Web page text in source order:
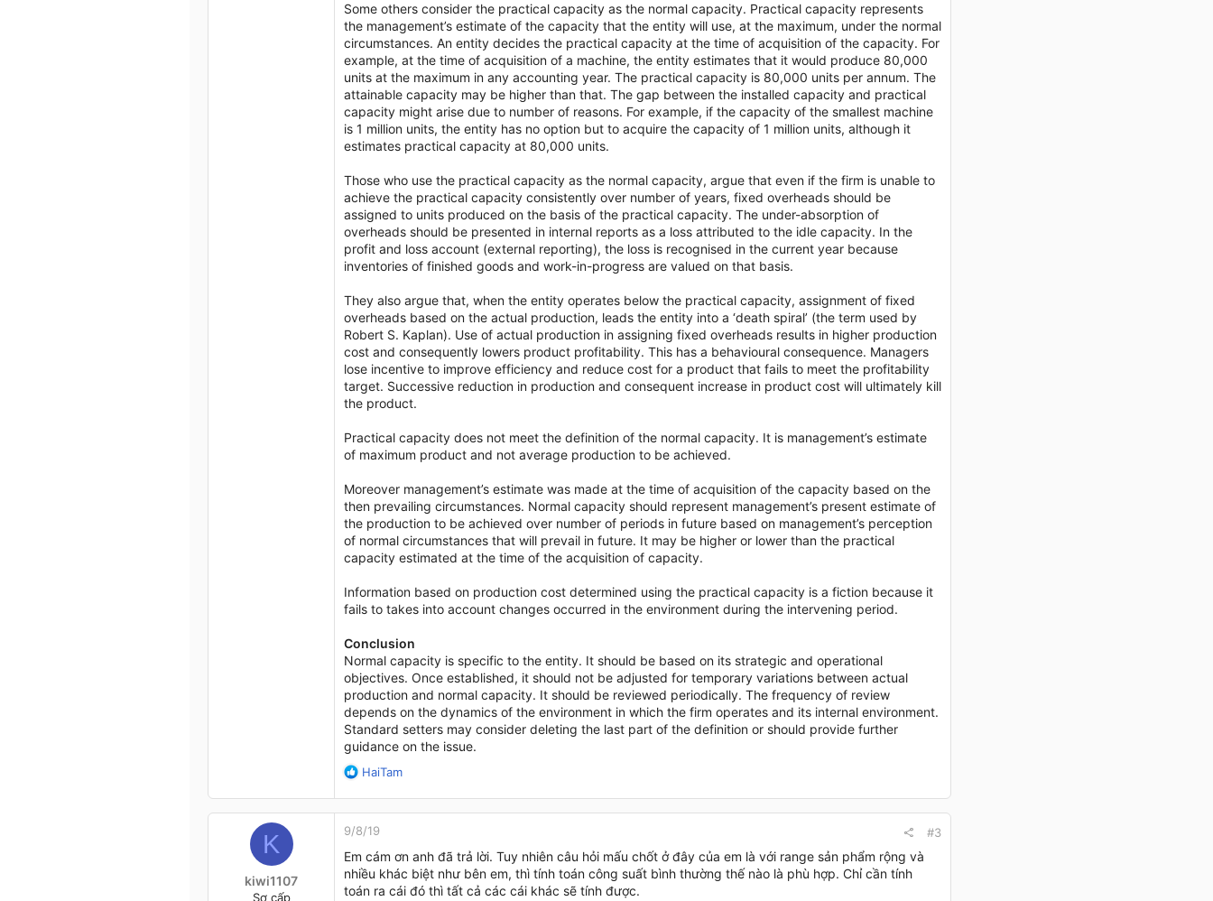
Some others consider the practical capacity as the normal capacity. Practical capacity represents
the management’s estimate of the capacity that the entity will use, at the maximum, under the normal
circumstances. An entity decides the practical capacity at the time of acquisition of the capacity. For
example, at the time of acquisition of a machine, the entity estimates that it would produce 80,000
units at the maximum in any accounting year. The practical capacity is 80,000 units per annum. The
attainable capacity may be higher than that. The gap between the installed capacity and practical
capacity might arise due to number of reasons. For example, if the capacity of the smallest machine
is 1 million units, the entity has no option but to acquire the capacity of 1 million units, although it
estimates practical capacity at 80,000 units.
Those who use the practical capacity as the normal capacity, argue that even if the firm is unable to
achieve the practical capacity consistently over number of years, fixed overheads should be
assigned to units produced on the basis of the practical capacity. The under-absorption of
overheads should be presented in internal reports as a loss attributed to the idle capacity. In the
profit and loss account (external reporting), the loss is recognised in the current year because
inventories of finished goods and work-in-progress are valued on that basis.
They also argue that, when the entity operates below the practical capacity, assignment of fixed
overheads based on the actual production, leads the entity into a ‘death spiral’ (the term used by
Robert S. Kaplan). Use of actual production in assigning fixed overheads results in higher production
cost and consequently lowers product profitability. This has a behavioural consequence. Managers
lose incentive to improve efficiency and reduce cost for a product that fails to meet the profitability
target. Successive reduction in production and consequent increase in product cost will ultimately kill
the product.
Practical capacity does not meet the definition of the normal capacity. It is management’s estimate
of maximum product and not average production to be achieved.
Moreover management’s estimate was made at the time of acquisition of the capacity based on the
then prevailing circumstances. Normal capacity should represent management’s present estimate of
the production to be achieved over number of periods in future based on management’s perception
of normal circumstances that will prevail in future. It may be higher or lower than the practical
capacity estimated at the time of the acquisition of capacity.
Information based on production cost determined using the practical capacity is a fiction because it
fails to takes into account changes occurred in the environment during the intervening period.
Conclusion
Normal capacity is specific to the entity. It should be based on its strategic and operational
objectives. Once established, it should not be adjusted for temporary variations between actual
production and normal capacity. It should be reviewed periodically. The frequency of review
depends on the dynamics of the environment in which the firm operates and its internal environment.
Standard setters may consider deleting the last part of the definition or should provide further
guidance on the issue.
R
a
t
o
HaiTam
K
kiwi1107
Sơ cấp
9/8/19 #3
Em cám ơn anh đã trả lời. Tuy nhiên câu hỏi mấu chốt ở đây của em là với range sản phẩm rộng và
nhiều khác biệt như bên em, thì tính toán công suất bình thường thế nào là phù hợp. Chỉ cần tính
toán ra cái đó thì tất cả các cái khác sẽ tính được.